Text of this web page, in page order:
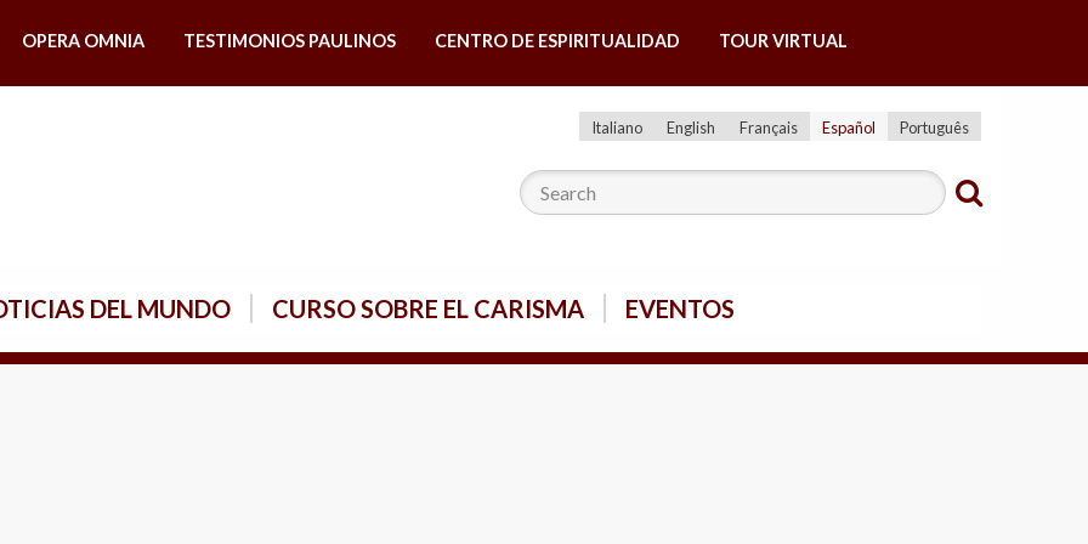
OPERA OMNIA TESTIMONIOS PAULINOS CENTRO DE ESPIRITUALIDAD TOUR VIRTUAL
Italiano English Français Español Português
DEL MUNDO CURSO SOBRE EL CARISMA EVENTOS